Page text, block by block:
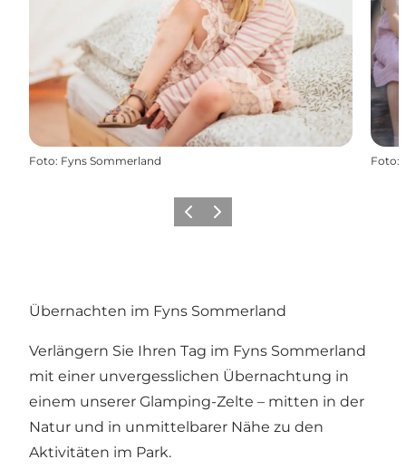
Foto: Fyns Sommerland Foto:
ZurückWeiter
Übernachten im Fyns Sommerland
Verlängern Sie Ihren Tag im Fyns Sommerland
mit einer unvergesslichen Übernachtung in
einem unserer Glamping-Zelte – mitten in der
Natur und in unmittelbarer Nähe zu den
Aktivitäten im Park.